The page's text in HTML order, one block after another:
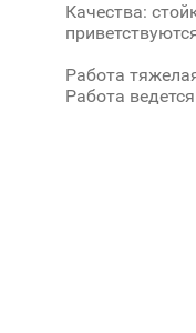
Качества:
Работа
Работа